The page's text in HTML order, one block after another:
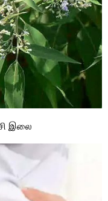
இலை